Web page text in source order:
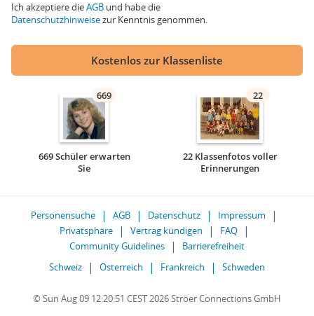
Ich akzeptiere dieAGB und habe die
Datenschutzhinweisezur Kenntnis genommen.
Kostenlos zur Klassenliste
669
669 Schüler erwarten
Sie
22
22 Klassenfotos voller
Erinnerungen
Personensuche AGB Datenschutz
Impressum
Privatsphäre
Vertrag kündigen
FAQ
Community Guidelines
Barrierefreiheit
Schweiz
Österreich Frankreich Schweden
© Sun Aug 09 12:20:51 CEST 2026 Ströer Connections GmbH